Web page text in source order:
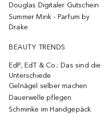
Douglas Digitaler Gutschein
Summer Mink - Parfum by
Drake
BEAUTY TRENDS
EdP, EdT & Co.: Das sind die
Unterschiede
Gelnägel selber machen
Dauerwelle pflegen
Schminke im Handgepäck